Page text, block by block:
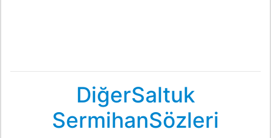
DiğerSaltuk
SermihanSözleri